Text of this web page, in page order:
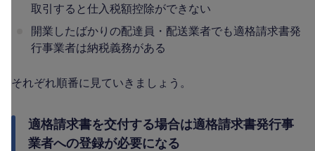
取引すると仕入税額控除ができない
開業したばかりの配達員・配送業者でも適格請求書発
行事業者は納税義務がある
それぞれ順番に見ていきましょう。
適格請求書を交付する場合は適格請求書発行事
業者への登録が必要になる